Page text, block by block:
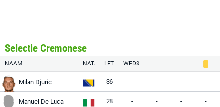
Selectie Cremonese
NAAM NAT. LFT. WEDS.
Milan Djuric 36 - - - -
Manuel De Luca 28 - - - -